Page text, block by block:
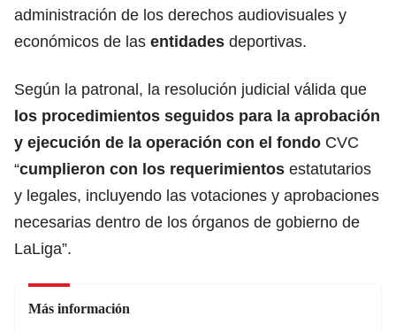
administración de los derechos audiovisuales y
económicos de las entidades deportivas.
Según la patronal, la resolución judicial válida que
los procedimientos seguidos para la aprobación
y ejecución de la operación con el fondo CVC
“cumplieron con los requerimientos estatutarios
y legales, incluyendo las votaciones y aprobaciones
necesarias dentro de los órganos de gobierno de
LaLiga”.
Más información